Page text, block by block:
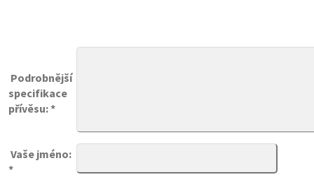
Podrobnější
specifikace
přívěsu: *
Vaše jméno:
*